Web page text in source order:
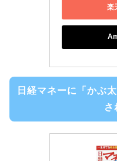
楽
日経マネーに「かぶ
さ